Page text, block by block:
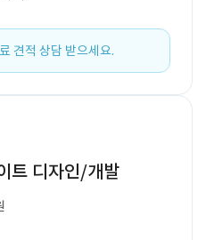
견적 상담 받으세요.
트 디자인/개발